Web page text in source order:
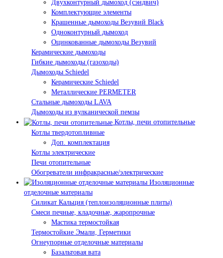
Двухконтурный дымоход (сэндвич)
Комплектующие элементы
Крашенные дымоходы Везувий Black
Одноконтурный дымоход
Оцинкованные дымоходы Везувий
Керамические дымоходы
Гибкие дымоходы (газоходы)
Дымоходы Schiedel
Керамические Schiedel
Металлические PERMETER
Стальные дымоходы LAVA
Дымоходы из вулканической пемзы
Котлы, печи отопительные
Котлы твердотопливные
Доп. комплектация
Котлы электрические
Печи отопительные
Обогреватели инфракрасные/электрические
Изоляционные
отделочные материалы
Силикат Кальция (теплоизоляционные плиты)
Смеси печные, кладочные, жаропрочные
Мастика термостойкая
Термостойкие Эмали, Герметики
Огнеупорные отделочные материалы
Базальтовая вата